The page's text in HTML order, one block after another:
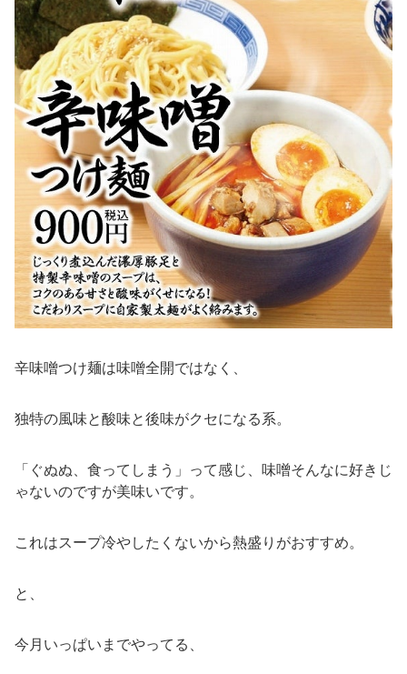
辛味噌つけ麺は味噌全開ではなく、
独特の風味と酸味と後味がクセになる系。
「ぐぬぬ、食ってしまう」って感じ、味噌そんなに好きじ
ゃないのですが美味いです。
これはスープ冷やしたくないから熱盛りがおすすめ。
と、
今月いっぱいまでやってる、